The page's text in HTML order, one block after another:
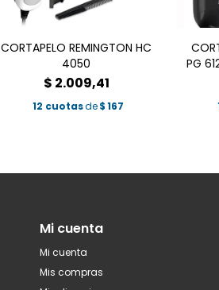
CORTAPELO REMINGTON HC
4050
$ 2.009,41
12 cuotasde $167
PG
Mi cuenta
Mi cuenta
Mis compras